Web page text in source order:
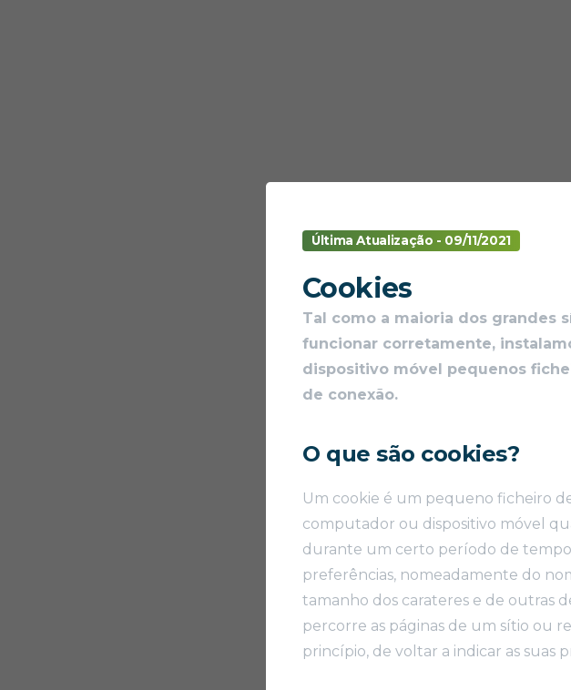
Última Atualização - 09/11/2021
Cookies
Tal como a maioria dos grandes
funcionar corretamente,
dispositivo móvel pequenos
de conexão.
O que são cookies?
Um cookie é um pequeno ficheiro
computador ou dispositivo móvel
durante um certo período de tempo
preferências, nomeadamente do
tamanho dos carateres e de outras
percorre as páginas de um sítio ou
princípio, de voltar a indicar as suas